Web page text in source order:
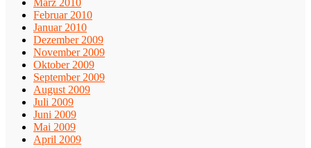
März 2010
Februar 2010
Januar 2010
Dezember 2009
November 2009
Oktober 2009
September 2009
August 2009
Juli 2009
Juni 2009
Mai 2009
April 2009